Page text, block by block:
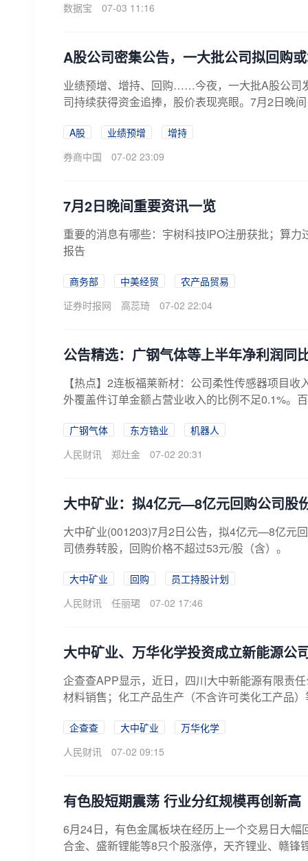
数据宝
07-03 11:16
A股公司密集公告，一大批公司拟回购
业绩预增、增持、回购……今夜，一大批A股公司
司持续获得资金追捧，股价表现亮眼。7月2日晚
A股 业绩预增
增持
券商中国
07-02 23:09
7月2日晚间重要资讯一览
重要的消息有哪些：宇树科技IPO注册获批；算
报告
商务部 中美经贸
农产品贸易
证券时报网
高蕊琦 07-02 22:04
公告精选：广钢气体等上半年净利润同
【热点】2连板福莱新材：公司柔性传感器项目
外覆盖件订单金额占营业收入的比例不足0.1%。
广钢气体 东方锆业
机器人
人民财讯
郑灶金 07-02 20:31
大中矿业：拟4亿元—8亿元回购公司股
大中矿业(001203)7月2日公告，拟4亿元—8亿元
司债券转股，回购价格不超过53元/股（含）。
大中矿业 回购
员工持股计划
人民财讯
任丽珺 07-02 17:46
大中矿业、万华化学投资成立新能源公
企查查APP显示，近日，四川大中新能源有限责
材料销售；化工产品生产（不含许可类化工产品
企查查 大中矿业
万华化学
人民财讯
07-02 09:15
有色股短期震荡 行业分红规模再创新高
6月24日，有色金属板块在经历上一个交易日大
合金、盛新锂能等8只个股涨停，天齐锂业、赣